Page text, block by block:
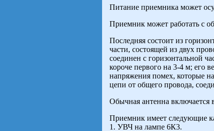
Питание приемника может
Приемник может работать с
Последняя состоит из
части, состоящей из двух
соединен с горизонтальной
короче первого на 3-4 м; его
напряжения помех, которые
цепи от общего провода,
Обычная антенна включается
Приемник имеет следующие
1. УВЧ на лампе 6К3.